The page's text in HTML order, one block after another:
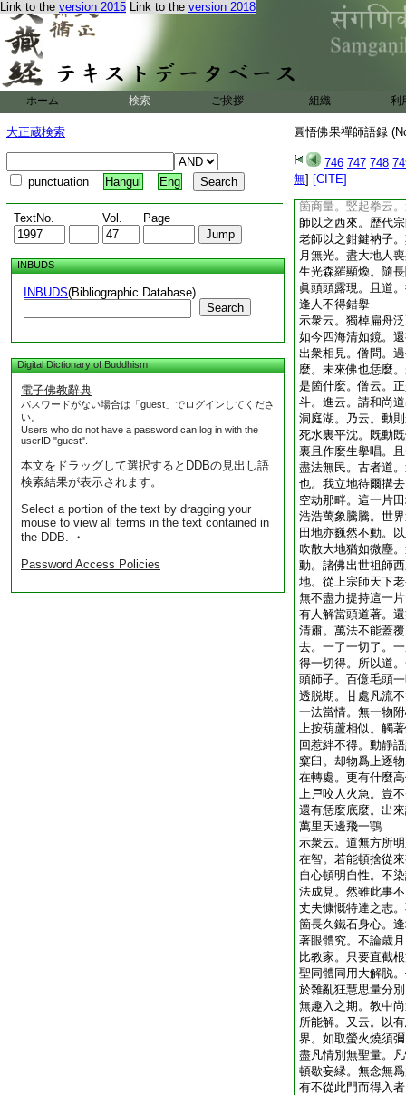
Link to the version 2015 Link to the version 2018
ホーム 検索 ご挨拶 組織 利
大正蔵検索
punctuation Hangul Eng
TextNo. Vol. Page
INBUDS
INBUDS(Bibliographic Database)
Search
Digital Dictionary of Buddhism
電子佛教辭典
パスワードがない場合は「guest」でログインしてくださ
い。
Users who do not have a password can log in with the
userID "guest".
本文をドラッグして選択するとDDBの見出し語
検索結果が表示されます。
Select a portion of the text by dragging your
mouse to view all terms in the text contained in
the DDB. ・
Password Access Policies
圓悟佛果禪師語録
746 747 748
無] [CITE]
分已成露布。言詮
義門且不是和泥合
斷千差路。不立一
蓋天蓋地。應聲應
向百草頭上縱横。
及。比況莫能得。
不是佛不是物。不
無。不是是不是非
得。不恁麼也不得
唱。山僧直得口似
然雖如是。官不容
箇商量。竪起拳云
師以之西來。歴代
老師以之鉗鍵衲子
月無光。盡大地人
生光森羅顯煥。隨
眞頭頭露現。且道
逢人不得錯擧
示衆云。獨棹扁舟
如今四海清如鏡。
出衆相見。僧問。
麼。未來佛也恁麼
是箇什麼。僧云。
斗。進云。請和尚
洞庭湖。乃云。動
死水裏平沈。既動
裏且作麼生擧唱。
盡法無民。古者道
也。我立地待爾搆
空劫那畔。這一片
浩浩萬象騰騰。世
田地亦巍然不動。
吹散大地猶如微塵
動。諸佛出世祖師
地。從上宗師天下
無不盡力提持這一
有人解當頭道著。
清肅。萬法不能蓋
去。一了一切了。
得一切得。所以道
頭師子。百億毛頭
透脱期。甘處凡流
一法當情。無一物
上按葫蘆相似。觸
回惹絆不得。動靜
窠臼。却物爲上逐
在轉處。更有什麼
上戸咬人火急。豈
還有恁麼底麼。出
萬里天邊飛一鶚
示衆云。道無方所
在智。若能頓捨從
自心頓明自性。不
法成見。然雖此事
丈夫慷慨特達之志
箇長久鐵石身心。
著眼體究。不論歳
比教家。只要直截
聖同體同用大解脱
於雜亂狂慧思量分
無趣入之期。教中
所能解。又云。以
界。如取螢火燒須
盡凡情別無聖量。
頓歇妄縁。無念無
有不從此門而得入